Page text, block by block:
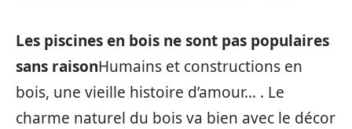
Les piscines en bois ne sont pas populaires
sans raisonHumains et constructions en
bois, une vieille histoire d’amour… . Le
charme naturel du bois va bien avec le décor